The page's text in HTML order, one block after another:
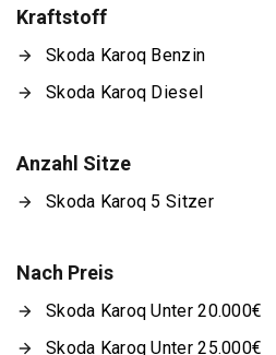
Kraftstoff
Skoda Karoq Benzin
Skoda Karoq Diesel
Anzahl Sitze
Skoda Karoq 5 Sitzer
Nach Preis
Skoda Karoq Unter 20.000€
Skoda Karoq Unter 25.000€